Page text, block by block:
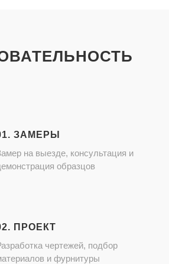
ЗАМЕРЫ
на выезде, консультация и
образцов
ПРОЕКТ
чертежей, подбор
и фурнитуры